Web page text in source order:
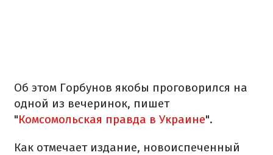
Об этом Горбунов якобы проговорился на
одной из вечеринок, пишет
"Комсомольская правда в Украине".
Как отмечает издание, новоиспеченный